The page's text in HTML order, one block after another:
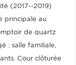
(2017--2019)
principale au
de quartz
: salle familiale,
Cour clôturée